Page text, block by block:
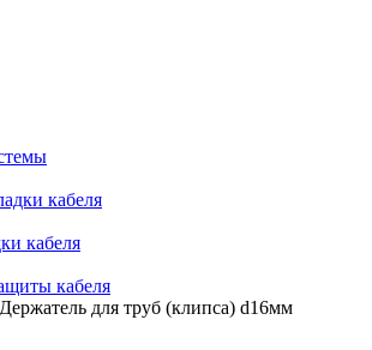
кабеля
кабеля
кабеля
для труб (клипса) d16мм